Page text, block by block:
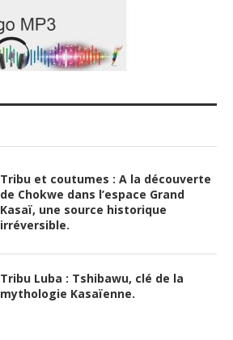
Tribu et coutumes : A la découverte
de Chokwe dans l’espace Grand
Kasaï, une source historique
irréversible.
Tribu Luba : Tshibawu, clé de la
mythologie Kasaïenne.